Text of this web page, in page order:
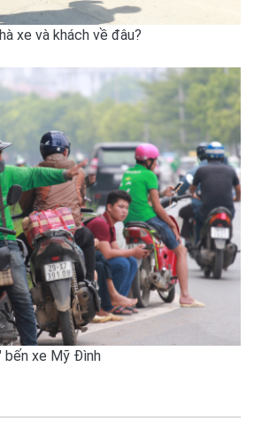
xe và khách về đâu?
bến xe Mỹ Đình